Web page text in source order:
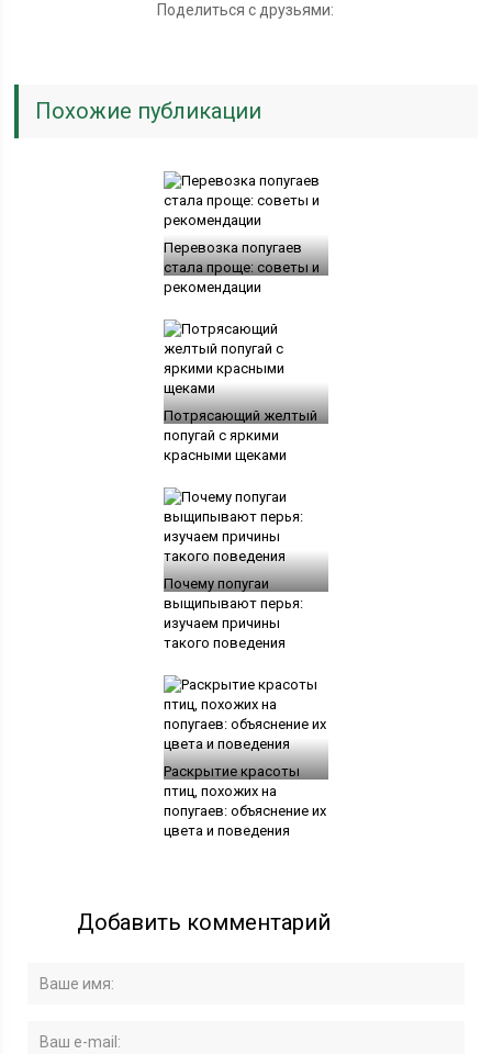
Поделиться с друзьями:
Похожие публикации
Перевозка попугаев
стала проще: советы и
рекомендации
Потрясающий желтый
попугай с яркими
красными щеками
Почему попугаи
выщипывают перья:
изучаем причины
такого поведения
Раскрытие красоты
птиц, похожих на
попугаев: объяснение их
цвета и поведения
Добавить комментарий